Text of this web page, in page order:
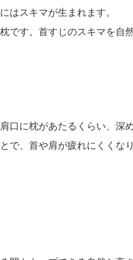
はスキマが生まれます。
です。首すじのスキマを自
に枕があたるくらい、深
で、首や肩が疲れにくくな